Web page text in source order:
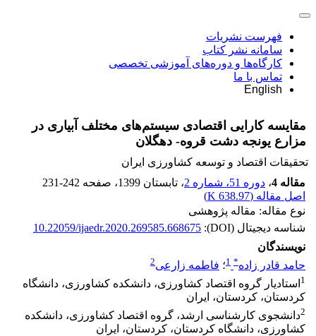
فهرست نشریات
سامانه نشر کتاب
کارگاه‌ها و دوره‌های آموزشی تخصصی
تماس با ما
English
مقایسه کارایی اقتصادی سیستم‌های مختلف آبیاری در
مزارع یونجه دشت قروه- دهگلان
تحقیقات اقتصاد و توسعه کشاورزی ایران
مقاله 4
، دوره 51، شماره 2 ، تابستان 1399 ، صفحه 231-242
اصل مقاله (638.97 K
)
نوع مقاله: مقاله پژوهشی
شناسه دیجیتال (DOI):
10.22059/ijaedr.2020.269585.668675
نویسندگان
حامد قادر زاده*
1؛ فاطمه زارعی2
1 استادیار گروه اقتصاد کشاورزی، دانشکده کشاورزی،‌ دانشگاه
کردستان، کردستان، ایران
2دانشجوی کارشناسی ارشد، گروه اقتصاد کشاورزی، دانشکده
کشاورزی،‌ دانشگاه کردستان، کردستان، ایران